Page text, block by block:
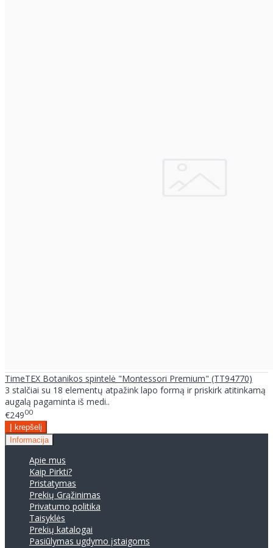
TimeTEX Botanikos spintelė "Montessori Premium" (TT94770)
3 stalčiai su 18 elementų atpažink lapo formą ir priskirk atitinkamą
augalą pagaminta iš medi..
€24900
Informacija
Apie mus
Kaip Pirkti?
Pristatymas
Prekių Grąžinimas
Privatumo politika
Taisyklės
Prekių katalogai
Pasiūlymas ugdymo įstaigoms